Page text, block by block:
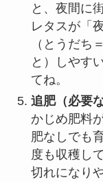
と、夜間に
レタスが「
（とうだち
と）しやす
てね。
追肥（必要な
かじめ肥料
肥なしでも
度も収穫し
切れになり